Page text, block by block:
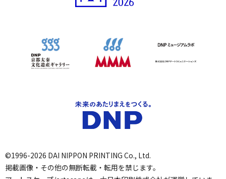
©1996-2026 DAI NIPPON PRINTING Co., Ltd.
掲載画像・その他の無断転載・転用を禁じます。